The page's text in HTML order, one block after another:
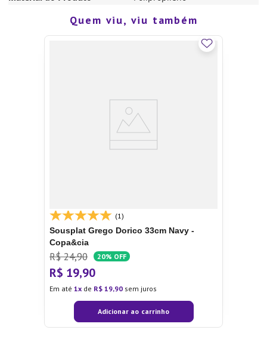
Quem viu, viu também
(1)
Sousplat Grego Dorico 33cm Navy -
Copa&cia
R$ 24,90 20% OFF
R$ 19,90
Em até 1 de R$ 19,90 sem juros
Adicionar ao carrinho